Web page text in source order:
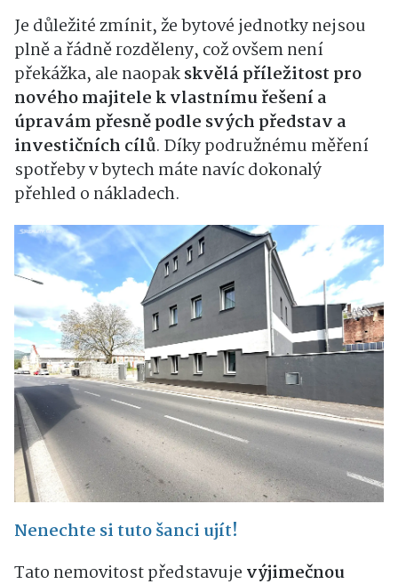
Je důležité zmínit, že bytové jednotky nejsou
plně a řádně rozděleny, což ovšem není
překážka, ale naopakskvělá příležitost pro
nového majitele k vlastnímu řešení a
úpravám přesně podle svých představ a
investičních cílů. Díky podružnému měření
spotřeby v bytech máte navíc dokonalý
přehled o nákladech.
Nenechte si tuto šanci ujít!
Tato nemovitost představuje výjimečnou